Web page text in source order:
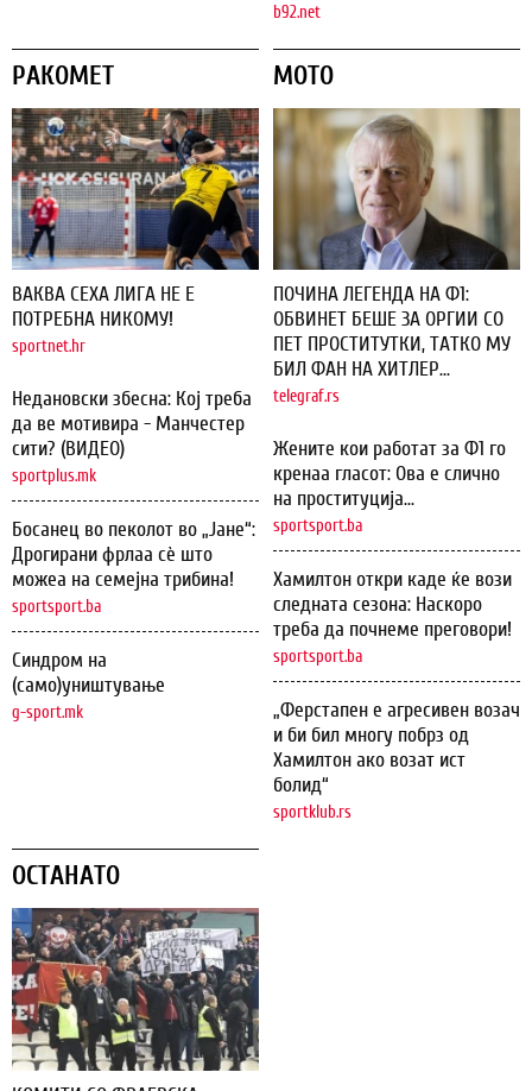
b92.net
РАКОМЕТ
ВАКВА СЕХА ЛИГА НЕ Е
ПОТРЕБНА НИКОМУ!
sportnet.hr
Недановски збесна: Кој треба
да ве мотивира - Манчестер
сити? (ВИДЕО)
sportplus.mk
Босанец во пеколот во „Јане“:
Дрогирани фрлаа сѐ што
можеа на семејна трибина!
sportsport.ba
Синдром на
(само)уништување
g-sport.mk
МОТО
ПОЧИНА ЛЕГЕНДА НА Ф1:
ОБВИНЕТ БЕШЕ ЗА ОРГИИ СО
ПЕТ ПРОСТИТУТКИ, ТАТКО МУ
БИЛ ФАН НА ХИТЛЕР...
telegraf.rs
Жените кои работат за Ф1 го
кренаа гласот: Ова е слично
на проституција...
sportsport.ba
Хамилтон откри каде ќе вози
следната сезона: Наскоро
треба да почнеме преговори!
sportsport.ba
„Ферстапен е агресивен возач
и би бил многу побрз од
Хамилтон ако возат ист
болид“
sportklub.rs
ОСТАНАТО